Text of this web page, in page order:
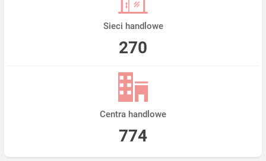
Sieci handlowe
270
Centra handlowe
774